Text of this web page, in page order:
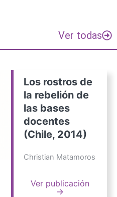
Ver todas
Los rostros de
la rebelión de
las bases
docentes
(Chile, 2014)
Christian Matamoros
Ver publicación
→